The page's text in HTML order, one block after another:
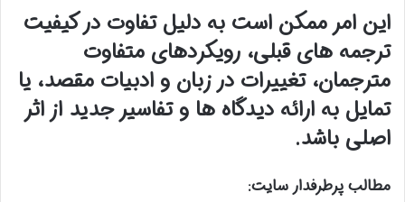
این امر ممکن است به دلیل تفاوت در کیفیت
ترجمه های قبلی، رویکردهای متفاوت
مترجمان، تغییرات در زبان و ادبیات مقصد، یا
تمایل به ارائه دیدگاه ها و تفاسیر جدید از اثر
اصلی باشد.
مطالب پرطرفدار سایت: